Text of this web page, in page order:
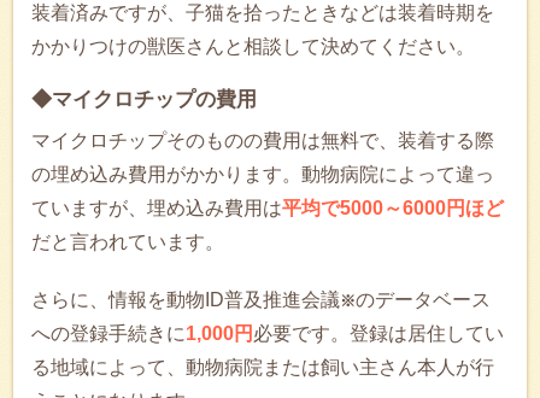
装着済みですが、子猫を拾ったときなどは装着時期を
かかりつけの獣医さんと相談して決めてください。
◆マイクロチップの費用
マイクロチップそのものの費用は無料で、装着する際
の埋め込み費用がかかります。動物病院によって違っ
ていますが、埋め込み費用は平均で5000～6000円ほど
だと言われています。
さらに、情報を動物ID普及推進会議 ※のデータベース
への登録手続きに1,000円 必要です。登録は居住してい
る地域によって、動物病院または飼い主さん本人が行